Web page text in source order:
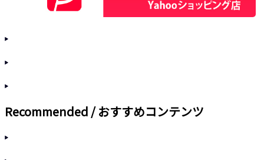
Recommended / おすすめコンテンツ